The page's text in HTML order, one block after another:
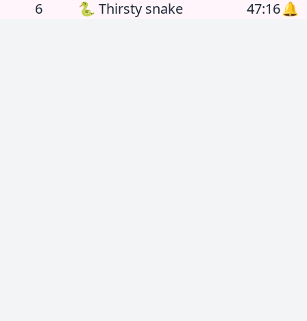
6
🐍 Thirsty snake 47:16🔔